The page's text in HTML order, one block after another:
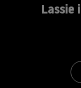
Lassie